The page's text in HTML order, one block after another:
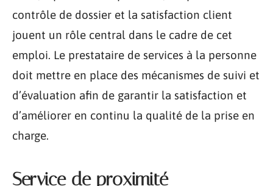
contrôle de dossier et la satisfaction client
jouent un rôle central dans le cadre de cet
emploi. Le prestataire de services à la personne
doit mettre en place des mécanismes de suivi et
d’évaluation afin de garantir la satisfaction et
d’améliorer en continu la qualité de la prise en
charge.
Service de proximité